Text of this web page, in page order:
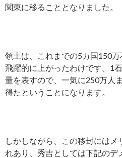
関東に移ることとなりました。
領土は、これまでの5カ国150
飛躍的に上がったわけです。1
量を表すので、一気に250万人
得たということになります。
しかしながら、この移封には
れあり、秀吉としては下記のデ